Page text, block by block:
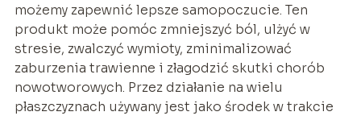
możemy zapewnić lepsze samopoczucie. Ten
produkt może pomóc zmniejszyć ból, ulżyć w
stresie, zwalczyć wymioty, zminimalizować
zaburzenia trawienne i złagodzić skutki chorób
nowotworowych. Przez działanie na wielu
płaszczyznach używany jest jako środek w trakcie